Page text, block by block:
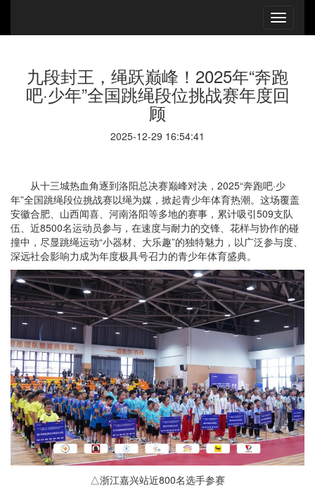
九段封王，绳跃巅峰！2025年“奔跑
吧·少年”全国跳绳段位挑战赛年度回
顾
2025-12-29 16:54:41
从十三城热血角逐到洛阳总决赛巅峰对决，2025“奔跑吧·少
年”全国跳绳段位挑战赛以绳为媒，掀起青少年体育热潮。这场覆盖
安徽合肥、山西闻喜、河南洛阳等多地的赛事，累计吸引509支队
伍、近8500名运动员参与，在速度与耐力的交锋、花样与协作的碰
撞中，尽显跳绳运动“小器材、大乐趣”的独特魅力，以广泛参与度、
深远社会影响力成为年度极具号召力的青少年体育盛典。
△浙江嘉兴站近800名选手参赛